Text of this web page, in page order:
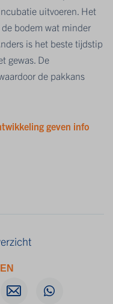
uitvoeren. Het
bodem wat minder
is het beste tijdstip
gewas. De
de pakkans
geven info